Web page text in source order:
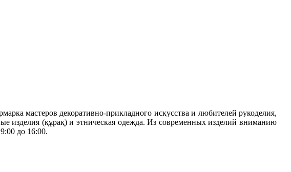
мастеров декоративно-прикладного искусства и любителей рукоделия,
изделия (құрақ) и этническая одежда. Из современных изделий вниманию
до 16:00.